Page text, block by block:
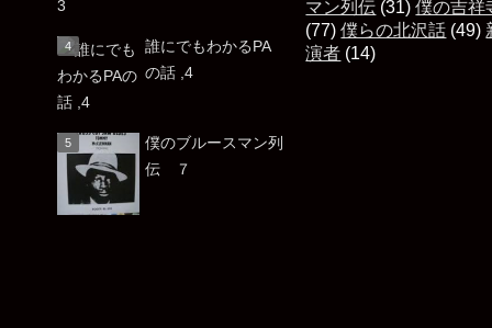
誰にでもわかるPA
の話 ,4
僕のブルースマン列
伝 ７
マン列伝 (31)僕の吉祥
(77)僕らの北沢話 (49)
演者 (14)